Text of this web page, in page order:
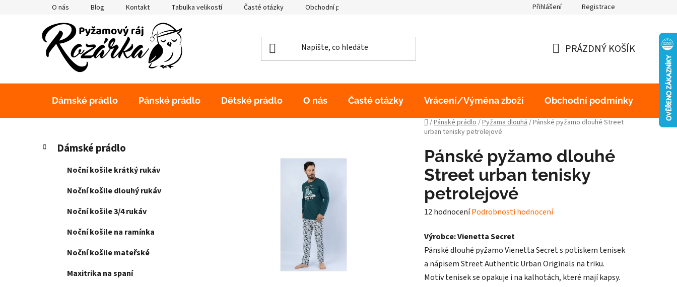
O nás Blog Kontakt Tabulka velikostí Časté otázky Obchodní podmínky Přihlášení Registrace
KOŠÍK
PRÁZDNÝ KOŠÍK
Dámské prádlo Pánské prádlo Dětské prádlo O nás Časté otázky Vrácení/Výměna zboží Obchodní podmínky
Domů
/Pánské prádlo/Pyžama dlouhá/Pánské pyžamo dlouhé Street
urban tenisky petrolejové
P
Přeskočit
kategorie
K
a
Dámské prádlo
Noční košile krátký rukáv
Noční košile dlouhý rukáv
Noční košile 3/4 rukáv
Noční košile na ramínka
Noční košile mateřské
Maxitrika na spaní
Pánské pyžamo dlouhé
Street urban tenisky
petrolejové
Průměrné
produktu
je
4,7
z
12 hodnoceníPodrobnosti hodnocení
Výrobce: Vienetta Secret
Pánské dlouhé pyžamo Vienetta Secret s potiskem tenisek
a nápisem Street Authentic Urban Originals na triku.
Motiv tenisek se opakuje i na kalhotách, které mají kapsy.